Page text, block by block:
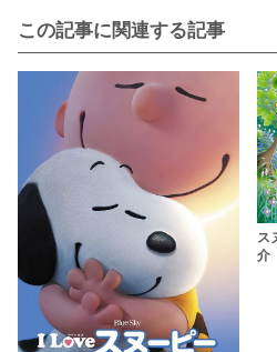
この記事に関連する記事
ス
介